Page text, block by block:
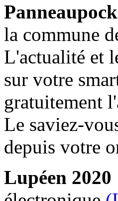
la commune
L'actualité et
sur votre
gratuitement
Le saviez-
depuis votre
Lupéen 2020